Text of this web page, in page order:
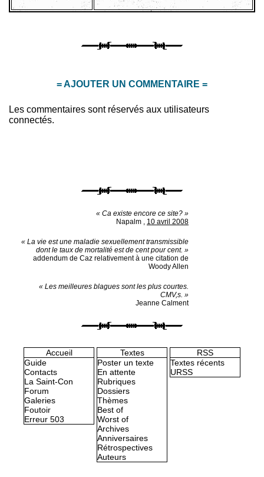
= AJOUTER UN COMMENTAIRE =
Les commentaires sont réservés aux utilisateurs
connectés.
« Ca existe encore ce site? »
Napalm , 10 avril 2008
« La vie est une maladie sexuellement transmissible
dont le taux de mortalité est de cent pour cent. »
addendum de Caz relativement à une citation de
Woody Allen
« Les meilleures blagues sont les plus courtes.
CMV,s. »
Jeanne Calment
Accueil
Guide
Contacts
La Saint-Con
Forum
Galeries
Foutoir
Erreur 503
Textes
Poster un texte
En attente
Rubriques
Dossiers
Thèmes
Best of
Worst of
Archives
Anniversaires
Rétrospectives
Auteurs
RSS
Textes récents
URSS